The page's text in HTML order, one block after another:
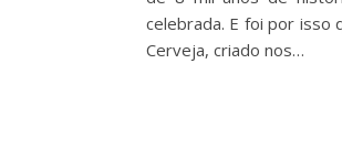
celebrada. E foi por isso
Cerveja, criado nos…